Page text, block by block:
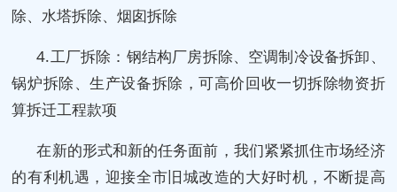
除、水塔拆除、烟囱拆除
4.工厂拆除：钢结构厂房拆除、空调制冷设备拆卸、
锅炉拆除、生产设备拆除，可高价回收一切拆除物资折
算拆迁工程款项
在新的形式和新的任务面前，我们紧紧抓住市场经济
的有利机遇，迎接全市旧城改造的大好时机，不断提高